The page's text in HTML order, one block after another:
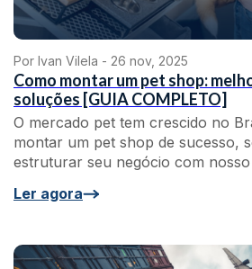
Por Ivan Vilela - 26 nov, 2025
Como montar um pet shop:
soluções [GUIA COMPLETO]
O mercado pet tem crescido no
montar um pet shop de sucesso,
estruturar seu negócio com nosso
Ler agora